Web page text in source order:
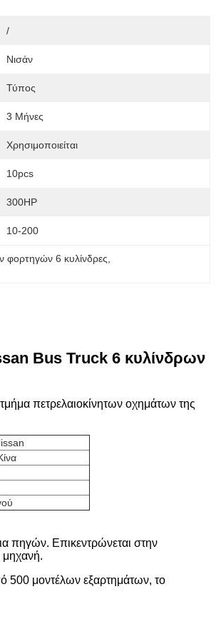
/
Νισάν
Τύπος
3 Μήνες
Χρησιμοποιείται
10pcs
300HP
10-200
φορτηγών 6 κυλίνδρες
Bus Truck 6 κυλίνδρων
πετρελαιοκίνητων οχημάτων της
πηγών. Επικεντρώνεται στην
μηχανή.
500 μοντέλων εξαρτημάτων, το